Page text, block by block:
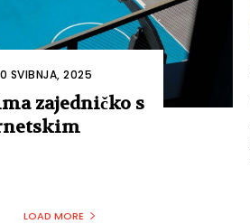
SVIBNJA, 2025
zajedničko s
LOAD MORE